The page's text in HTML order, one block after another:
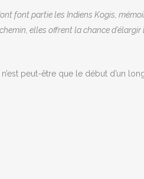
font partie les Indiens Kogis,
elles offrent la chance
peut-être que le début d’un